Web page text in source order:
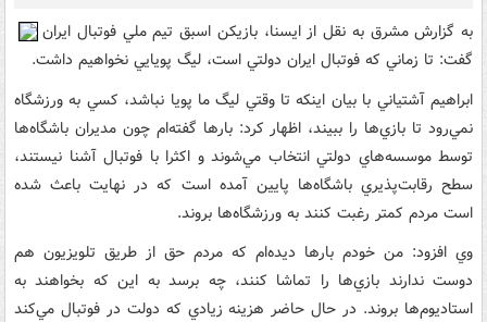
به گزارش مشرق به نقل از ايسنا، بازيکن اسبق تيم ملي فوتبال ايران
گفت: تا زماني که فوتبال ايران دولتي است، ليگ پويايي نخواهيم داشت.
ابراهيم آشتياني با بيان اينکه تا وقتي ليگ ما پويا نباشد، کسي به ورزشگاه
نمي‌رود تا بازي‌ها را ببيند، اظهار کرد: بارها گفته‌ام چون مديران باشگاه‌ها
توسط موسسه‌هاي دولتي انتخاب مي‌شوند و اکثرا با فوتبال آشنا نيستند،
سطح رقابت‌پذيري باشگاه‌ها پايين آمده است که در نهايت باعث شده
است مردم کمتر رغبت کنند به ورزشگاه‌ها بروند.
وي افزود: من خودم بارها ديده‌ام که مردم حق از طريق تلويزيون هم
دوست ندارند بازي‌ها را تماشا کنند، چه برسد به اين که بخواهند به
استاديوم‌ها بروند. در حال حاضر هزينه زيادي که دولت در فوتبال مي‌کند